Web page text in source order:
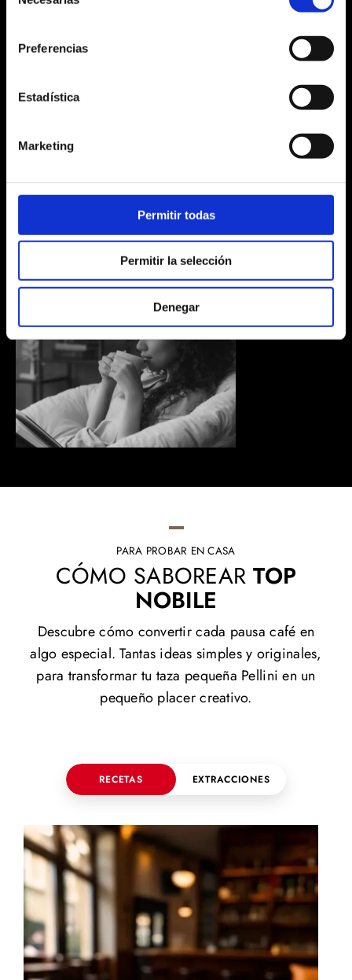
Preferencias
Estadística
Marketing
Permitir todas
Permitir la selección
Denegar
PARA PROBAR EN CASA
CÓMO SABOREARTOP
NOBILE
Descubre cómo convertir cada pausa café en
algo especial. Tantas ideas simples y originales,
para transformar tu taza pequeña Pellini en un
pequeño placer creativo.
RECETAS EXTRACCIONES
for:
for: